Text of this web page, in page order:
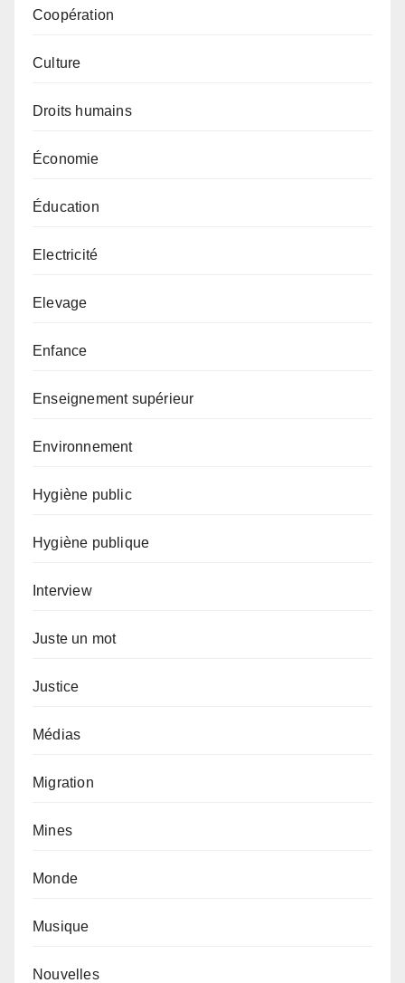
Coopération
Culture
Droits humains
Économie
Éducation
Electricité
Elevage
Enfance
Enseignement supérieur
Environnement
Hygiène public
Hygiène publique
Interview
Juste un mot
Justice
Médias
Migration
Mines
Monde
Musique
Nouvelles